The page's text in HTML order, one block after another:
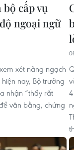
bộ cấp vụ
ngoại ngữ
xét nâng ngạch
nay, Bộ trưởng
nhận “thấy rất
văn bằng, chứng